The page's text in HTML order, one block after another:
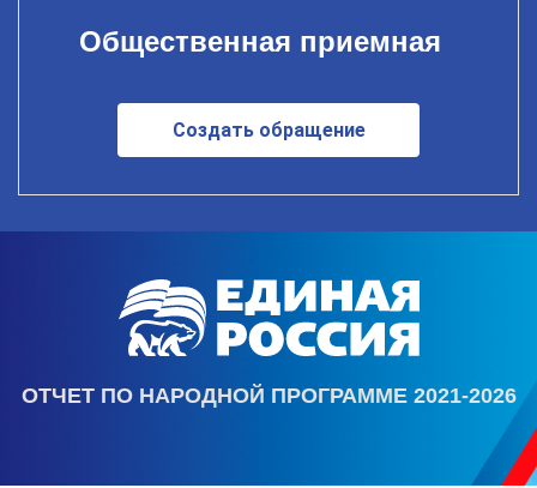
Общественная приемная
Создать обращение
ОТЧЕТ ПО НАРОДНОЙ ПРОГРАММЕ 2021-2026